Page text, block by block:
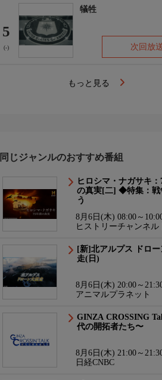
5
(-)
犠牲
次回放
もっと見る
同じジャンルのおすすめ番組
ヒロシマ・ナガサキ：
の真実[二] ◆特集：戦
う
8月6日(木) 08:00～
ヒストリーチャンネル
[新]北アルプス ドロー
走(日)
8月6日(木) 20:00～
アニマルプラネット
GINZA CROSSING
代の開拓者たち〜
8月6日(木) 21:00～
日経CNBC